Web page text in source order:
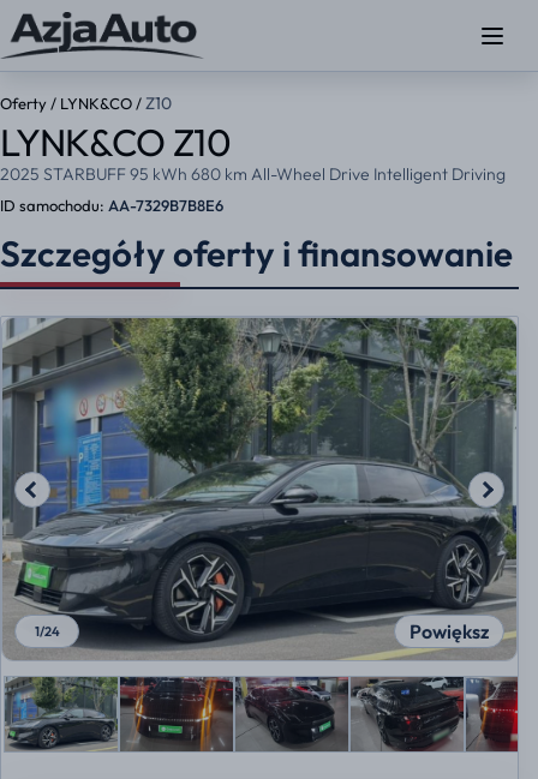
Oferty / LYNK&CO /Z10
LYNK&CO Z10
2025 STARBUFF 95 kWh 680 km All-Wheel Drive Intelligent Driving
ID samochodu: AA-7329B7B8E6
Szczegóły oferty i finansowanie
Powiększ
1/24